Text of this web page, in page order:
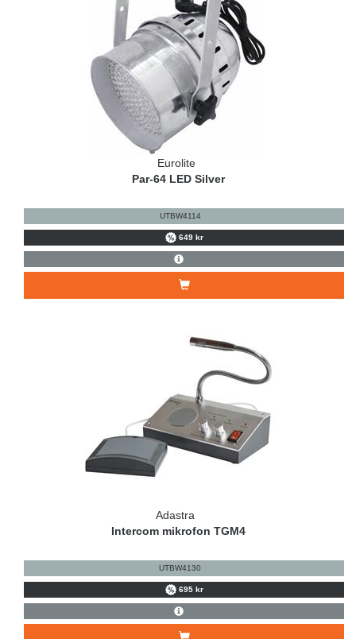
Eurolite
Par-64 LED Silver
UTBW4114
649 kr
Adastra
Intercom mikrofon TGM4
UTBW4130
695 kr